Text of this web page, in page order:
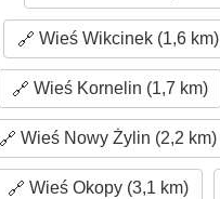
Wieś Wikcinek (1,6 km)
Wieś Kornelin (1,7 km)
Wieś Nowy Żylin (2,2 km)
Wieś Okopy (3,1 km)